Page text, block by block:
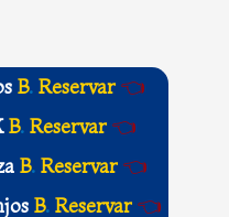
r
e
s
t
g
r
a
m
B. Reservar 👈
B. Reservar 👈
B. Reservar 👈
B. Reservar 👈